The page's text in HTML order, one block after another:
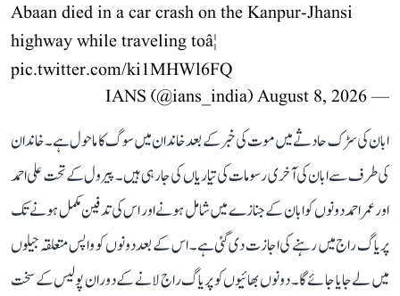
Abaan died in a car crash on the Kanpur-Jhansi
highway while traveling toâ¦
pic.twitter.com/ki1MHWl6FQ
— IANS (@ians_india)
August 8, 2026
ابان کی سڑک حادثے میں موت کی خبر کے بعد خاندان میں سوگ کا ماحول ہے۔ خاندان
کی طرف سے ابان کی آخری رسومات کی تیاریاں کی جا رہی ہیں۔ پیرول کے تحت علی احمد
اور عمر احمد دونوں کو ابان کے جنازے میں شامل ہونے اور اس کی تدفین مکمل ہونے تک
پریاگ راج میں رہنے کی اجازت دی گئی ہے۔ اس کے بعد دونوں کو واپس متعلقہ جیلوں
میں لے جایا جائے گا۔ دونوں بھائیوں کو پریاگ راج لانے کے دوران پولیس کے سخت